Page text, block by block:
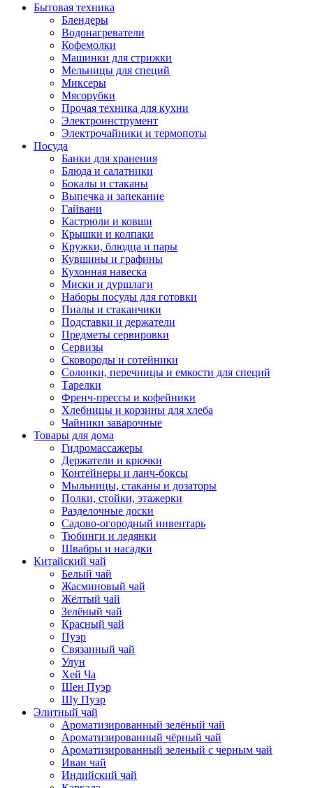
Бытовая техника
Блендеры
Водонагреватели
Кофемолки
Машинки для стрижки
Мельницы для специй
Миксеры
Мясорубки
Прочая техника для кухни
Электроинструмент
Электрочайники и термопоты
Посуда
Банки для хранения
Блюда и салатники
Бокалы и стаканы
Выпечка и запекание
Гайвани
Кастрюли и ковши
Крышки и колпаки
Кружки, блюдца и пары
Кувшины и графины
Кухонная навеска
Миски и дуршлаги
Наборы посуды для готовки
Пиалы и стаканчики
Подставки и держатели
Предметы сервировки
Сервизы
Сковороды и сотейники
Солонки, перечницы и емкости для специй
Тарелки
Френч-прессы и кофейники
Хлебницы и корзины для хлеба
Чайники заварочные
Товары для дома
Гидромассажеры
Держатели и крючки
Контейнеры и ланч-боксы
Мыльницы, стаканы и дозаторы
Полки, стойки, этажерки
Разделочные доски
Садово-огородный инвентарь
Тюбинги и ледянки
Швабры и насадки
Китайский чай
Белый чай
Жасминовый чай
Жёлтый чай
Зелёный чай
Красный чай
Пуэр
Связанный чай
Улун
Хей Ча
Шен Пуэр
Шу Пуэр
Элитный чай
Ароматизированный зелёный чай
Ароматизированный чёрный чай
Ароматизированный зеленый с черным чай
Иван чай
Индийский чай